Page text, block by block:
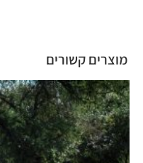
מוצרים קשורים